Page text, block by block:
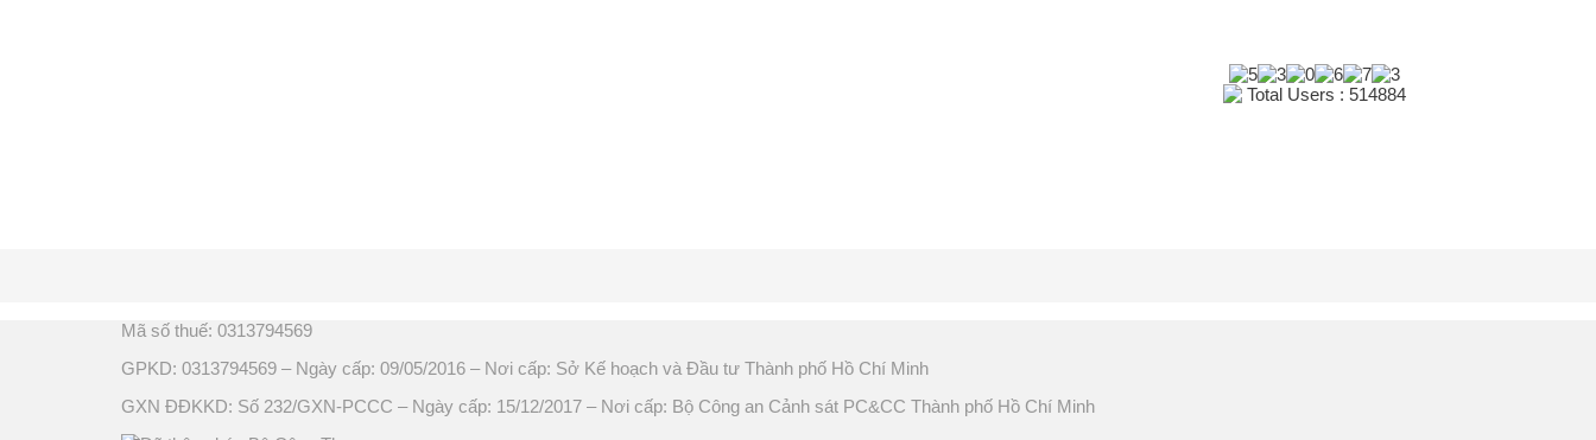
Total Users : 514884
Mã số thuế: 0313794569
GPKD: 0313794569 – Ngày cấp: 09/05/2016 – Nơi cấp: Sở Kế hoạch và Đầu tư Thành phố Hồ Chí Minh
GXN ĐĐKKD: Số 232/GXN-PCCC – Ngày cấp: 15/12/2017 – Nơi cấp: Bộ Công an Cảnh sát PC&CC Thành phố Hồ Chí Minh